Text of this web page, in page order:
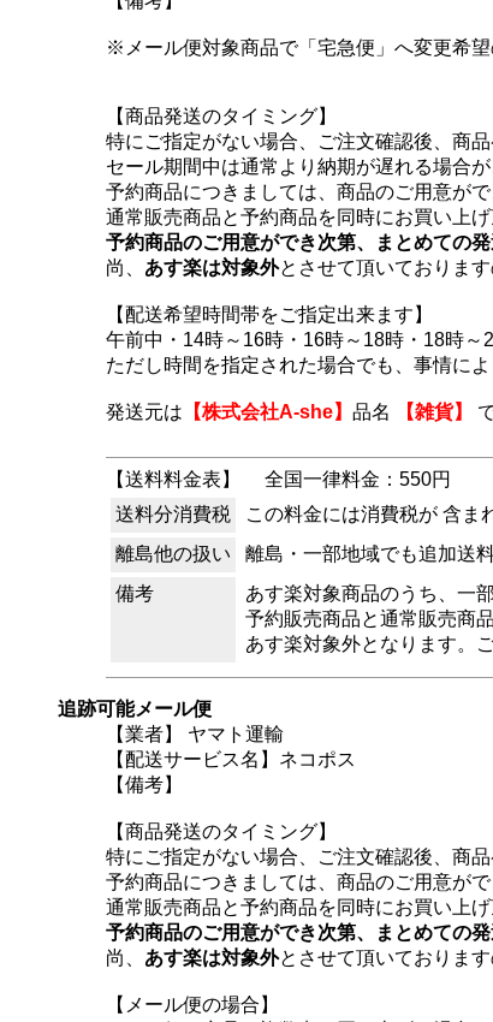
※メール便対象商品で「宅急便」へ変更希
【商品発送のタイミング】
特にご指定がない場合、ご注文確認後、商
セール期間中は通常より納期が遅れる場合
予約商品につきましては、商品のご用意が
通常販売商品と予約商品を同時にお買い上げ
予約商品のご用意ができ次第、まとめての発
尚、 あす楽は対象外とさせて頂いておりま
【配送希望時間帯をご指定出来ます】
午前中・14時～16時・16時～18時・18時～
ただし時間を指定された場合でも、事情に
発送元は 【株式会社A-she】 品名 【雑貨】
【送料料金表】
全国一律料金：550円
送料分消費税
この料金には消費税が 含ま
離島他の扱い
離島・一部地域でも追加送
備考
あす楽対象商品のうち、一
予約販売商品と通常販売商
あす楽対象外となります。
追跡可能メール便
【業者】 ヤマト運輸
【配送サービス名】ネコポス
【備考】
【商品発送のタイミング】
特にご指定がない場合、ご注文確認後、商
予約商品につきましては、商品のご用意が
通常販売商品と予約商品を同時にお買い上げ
予約商品のご用意ができ次第、まとめての発
尚、 あす楽は対象外とさせて頂いておりま
【メール便の場合】